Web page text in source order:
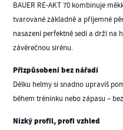
BAUER RE-AKT 70 kombinuje
tvarované základně a příjemné
nasazení perfektně sedí a drží na
závěrečnou sirénu.
Přizpůsobení bez nářadí
Délku helmy si snadno upravíš
během tréninku nebo zápasu –
Nízký profil, profi vzhled